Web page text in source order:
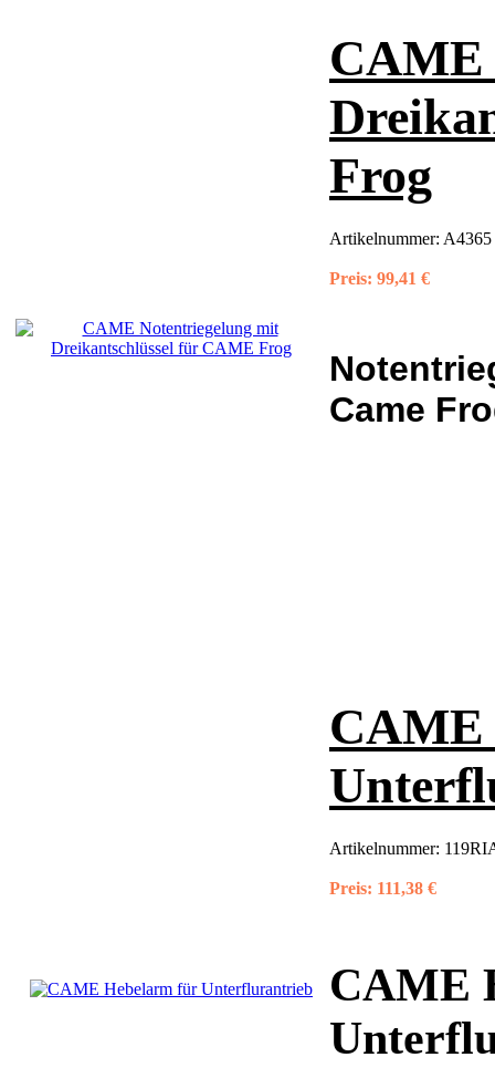
CAME
Frog
Artikelnummer: A4365
Preis: 99,41 €
Came
CAME
Artikelnummer:
Preis: 111,38 €
CAME